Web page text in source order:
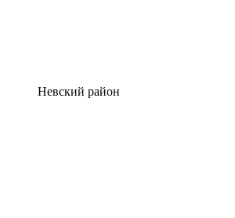
Невский район